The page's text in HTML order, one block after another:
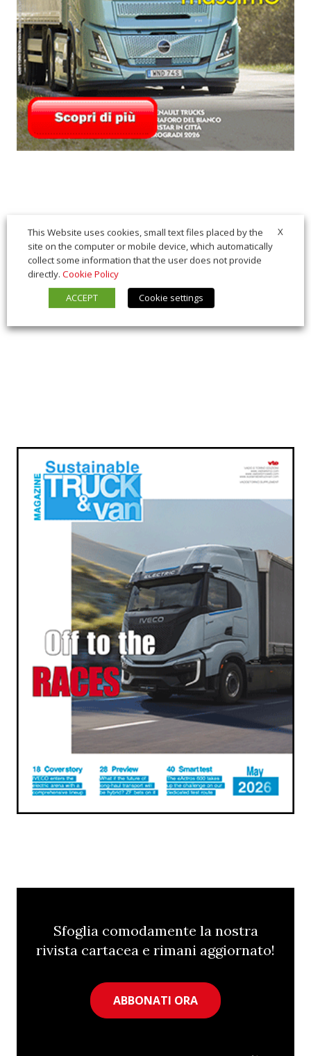
Sfoglia comodamente la nostra
rivista cartacea e rimani aggiornato!
ABBONATI ORA
X
This Website uses cookies, small text files placed by the
site on the computer or mobile device, which automatically
collect some information that the user does not provide
directly. Cookie Policy
ACCEPT
Cookie settings